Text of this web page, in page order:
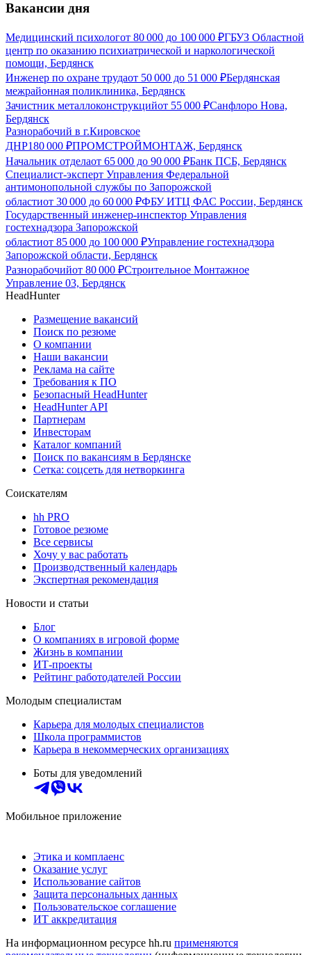
Вакансии дня
Медицинский психологот 80 000 до 100 000 ₽ГБУЗ Областной
центр по оказанию психиатрической и наркологической
помощи, Бердянск
Инженер по охране трудаот 50 000 до 51 000 ₽Бердянская
межрайонная поликлиника, Бердянск
Зачистник металлоконструкцийот 55 000 ₽Санфлоро Нова,
Бердянск
Разнорабочий в г.Кировское
ДНР180 000 ₽ПРОМСТРОЙМОНТАЖ, Бердянск
Начальник отделаот 65 000 до 90 000 ₽Банк ПСБ, Бердянск
Специалист-эксперт Управления Федеральной
антимонопольной службы по Запорожской
областиот 30 000 до 60 000 ₽ФБУ ИТЦ ФАС России, Бердянск
Государственный инженер-инспектор Управления
гостехнадзора Запорожской
областиот 85 000 до 100 000 ₽Управление гостехнадзора
Запорожской области, Бердянск
Разнорабочийот 80 000 ₽Строительное Монтажное
Управление 03, Бердянск
HeadHunter
Размещение вакансий
Поиск по резюме
О компании
Наши вакансии
Реклама на сайте
Требования к ПО
Безопасный HeadHunter
HeadHunter API
Партнерам
Инвесторам
Каталог компаний
Поиск по вакансиям в Бердянске
Сетка: соцсеть для нетворкинга
Соискателям
hh PRO
Готовое резюме
Все сервисы
Хочу у вас работать
Производственный календарь
Экспертная рекомендация
Новости и статьи
Блог
О компаниях в игровой форме
Жизнь в компании
ИТ-проекты
Рейтинг работодателей России
Молодым специалистам
Карьера для молодых специалистов
Школа программистов
Карьера в некоммерческих организациях
Боты для уведомлений
Мобильное приложение
Этика и комплаенс
Оказание услуг
Использование сайтов
Защита персональных данных
Пользовательское соглашение
ИТ аккредитация
На информационном ресурсе hh.ru применяются